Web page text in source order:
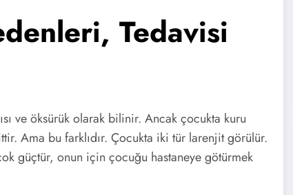
Tedavisi
ve öksürük olarak bilinir. Ancak çocukta kuru
Ama bu farklıdır. Çocukta iki tür larenjit görülür.
güçtür, onun için çocuğu hastaneye götürmek